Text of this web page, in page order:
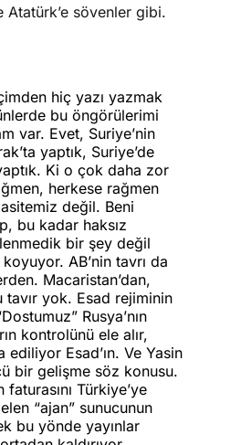
sövenler gibi.
hiç yazı yazmak
bu öngörülerimi
var. Evet, Suriye’nin
yaptık, Suriye’de
Ki o çok daha zor
herkese rağmen
değil. Beni
bu kadar haksız
bir şey değil
AB’nin tavrı da
Macaristan’dan,
tavır yok. Esad rejiminin
Rusya’nın
kontrolünü ele alır,
ediliyor Esad’ın. Ve Yasin
bir gelişme söz konusu.
Türkiye’ye
“ajan” sunucunun
bu yönde yayınlar